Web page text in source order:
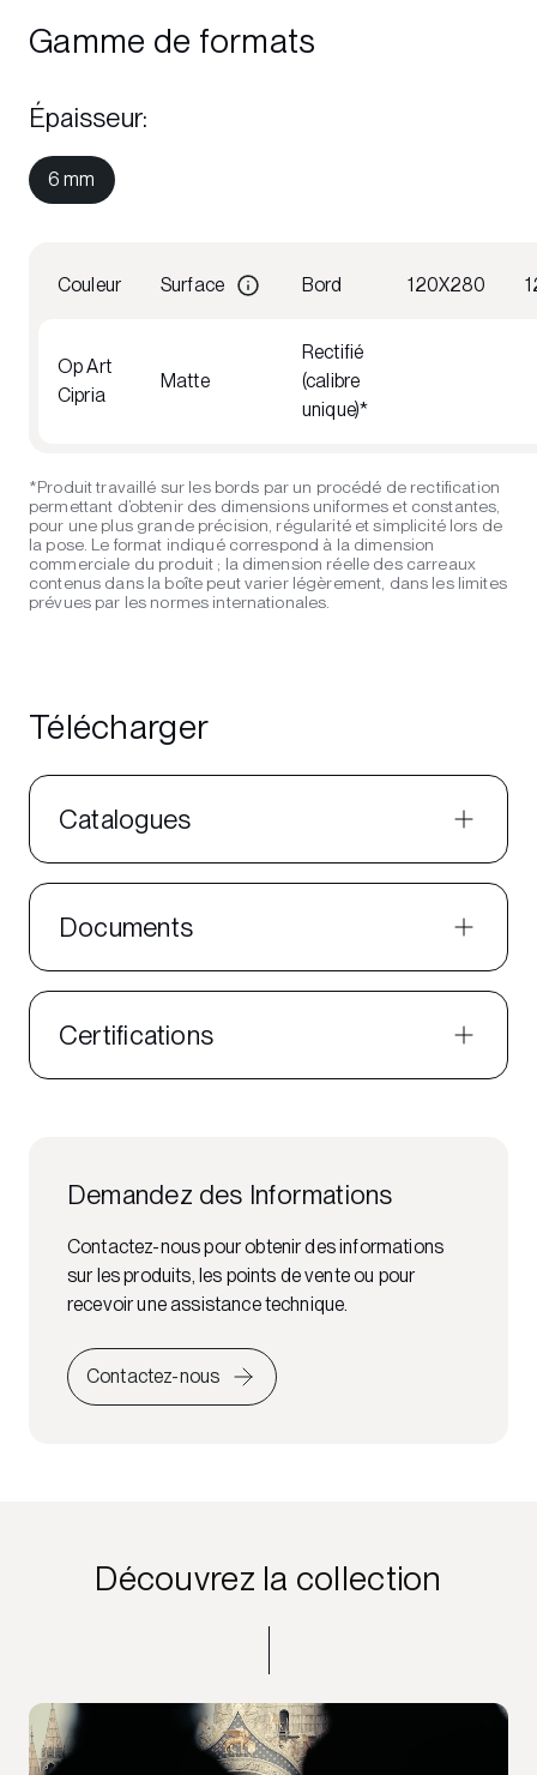
Gamme de formats
Épaisseur:
6 mm
Couleur Surface Bord 120X280
Op Art
Cipria
Matte
Rectifié
(calibre
unique)*
*Produit travaillé sur les bords par un procédé de rectification
permettant d’obtenir des dimensions uniformes et constantes,
pour une plus grande précision, régularité et simplicité lors de
la pose. Le format indiqué correspond à la dimension
commerciale du produit ; la dimension réelle des carreaux
contenus dans la boîte peut varier légèrement, dans les limites
prévues par les normes internationales.
Télécharger
Catalogues
Documents
Certifications
Demandez des Informations
Contactez-nous pour obtenir des informations
sur les produits, les points de vente ou pour
recevoir une assistance technique.
Contactez-nous
Découvrez la collection